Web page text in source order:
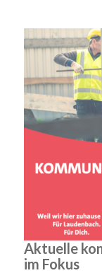
Aktuelle
im Fokus